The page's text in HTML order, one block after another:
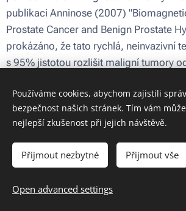
publikaci Anninose (2007)
Prostate Cancer and Benign Prostate
prokázáno, že tato rychlá, neinvazivní
s 95% jistotou rozlišit maligní tumory
Vyzařování v kmitočtovém rozsahu 1
V tomto kmitočtovém pásmu existuje
lidském těle . Záření kolem 1 kHz bylo
buněčných kultur. Probíhá zde zřejmě
tělesných procesů, což znamená, že
Používáme cookies, abychom zajistili
bezpečnost našich stránek. Tím vám
nejlepší zkušenost při jejich návštěvě.
Přijmout nezbytné Přijmout vše
Open advanced settings